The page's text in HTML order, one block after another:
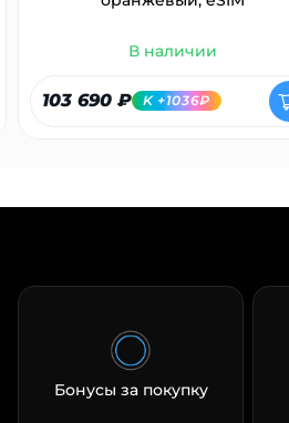
В наличии
103 690 ₽ K +1036₽
Бонусы за покупку